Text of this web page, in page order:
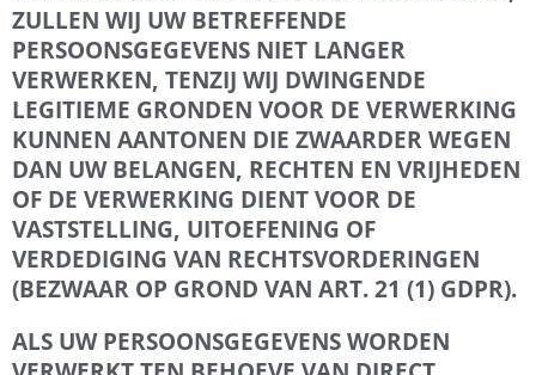
ZULLEN WIJ UW BETREFFENDE
PERSOONSGEGEVENS NIET LANGER
VERWERKEN, TENZIJ WIJ DWINGENDE
LEGITIEME GRONDEN VOOR DE VERWERKING
KUNNEN AANTONEN DIE ZWAARDER WEGEN
DAN UW BELANGEN, RECHTEN EN VRIJHEDEN
OF DE VERWERKING DIENT VOOR DE
VASTSTELLING, UITOEFENING OF
VERDEDIGING VAN RECHTSVORDERINGEN
(BEZWAAR OP GROND VAN ART. 21 (1) GDPR).
ALS UW PERSOONSGEGEVENS WORDEN